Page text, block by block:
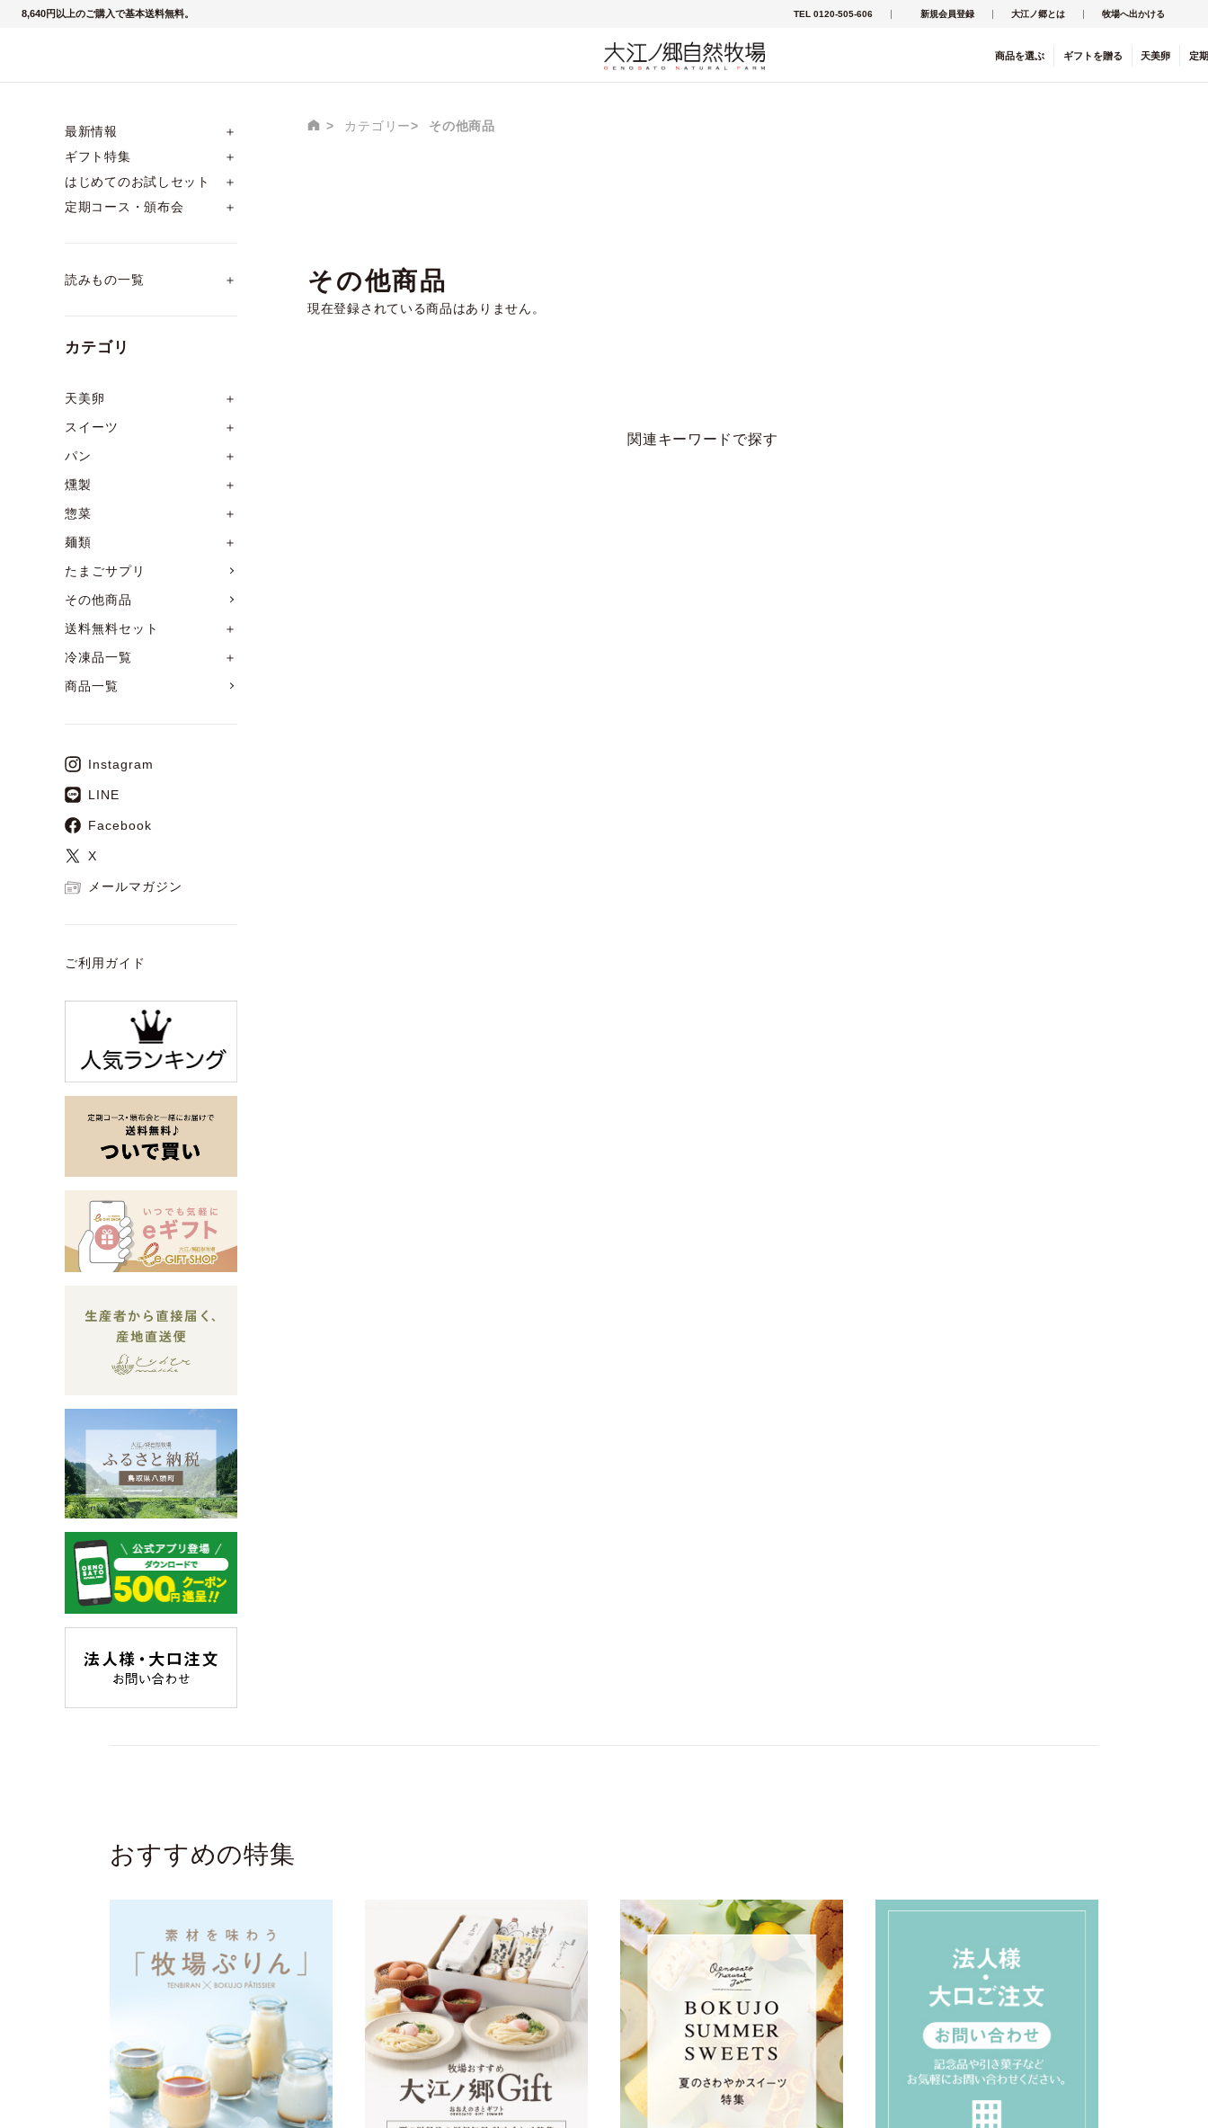
8,640円以上のご購入で基本送料無料。 TEL 0120-505-606 新規会員登録 大江ノ郷とは 牧場へ出かける
商品を選ぶ ギフト を贈る 天美卵 定
最新情報
＋
ギフト特集
＋
はじめてのお試しセット
＋
定期コース・頒布会
＋
読みもの一覧 ＋
カテゴリ
天美卵
＋
スイーツ
＋
パン
＋
燻製
＋
惣菜
＋
麺類
＋
たまごサプリ
その他商品
送料無料セット
＋
冷凍品一覧
＋
商品一覧
Instagram
LINE
Facebook
X
メールマガジン
ご利用ガイド
カテゴリー その他商品
その他商品
現在登録されている商品はありません。
関連キーワードで探す
おすすめの特集